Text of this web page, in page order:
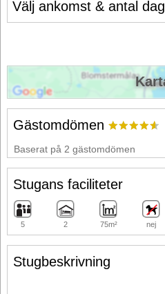
Välj ankomst & antal
Stugbeskrivning
Gästomdömen
Baserat på 2 gästomdömen
Stugans faciliteter
5 2 75m² nej